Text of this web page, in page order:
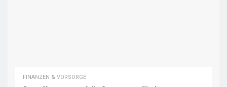
FINANZEN & VORSORGE